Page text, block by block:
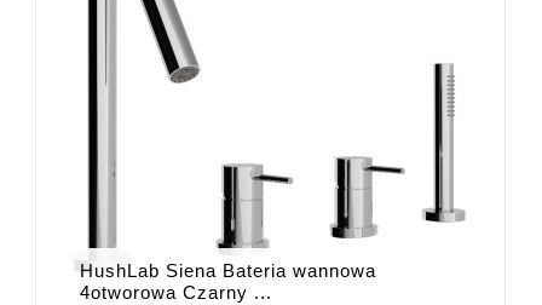
HushLab Siena Bateria wannowa
4otworowa Czarny ...